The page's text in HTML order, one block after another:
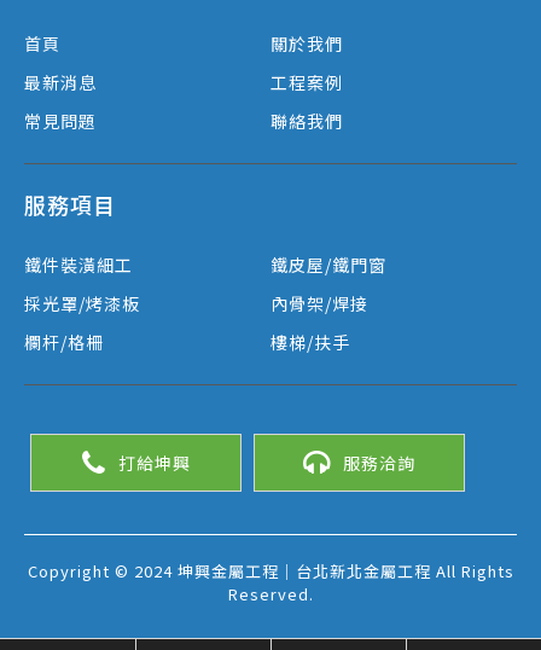
首頁
關於我們
最新消息
工程案例
常見問題
聯絡我們
服務項目
鐵件裝潢細工
鐵皮屋/鐵門窗
採光罩/烤漆板
內骨架/焊接
欄杆/格柵
樓梯/扶手
打給坤興 服務洽詢
Copyright © 2024 坤興金屬工程｜台北新北金屬工程 All Rights
Reserved.